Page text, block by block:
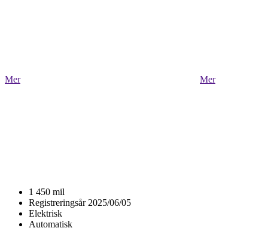
Mer Mer
1 450 mil
Registreringsår 2025/06/05
Elektrisk
Automatisk